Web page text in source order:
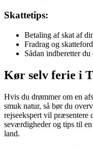
Skattetips:
Betaling af skat af
Fradrag og
Sådan indberetter
Kør selv ferie i
Hvis du drømmer om en
smuk natur, så bør du
rejseekspert vil præsentere
seværdigheder og tips til
land.